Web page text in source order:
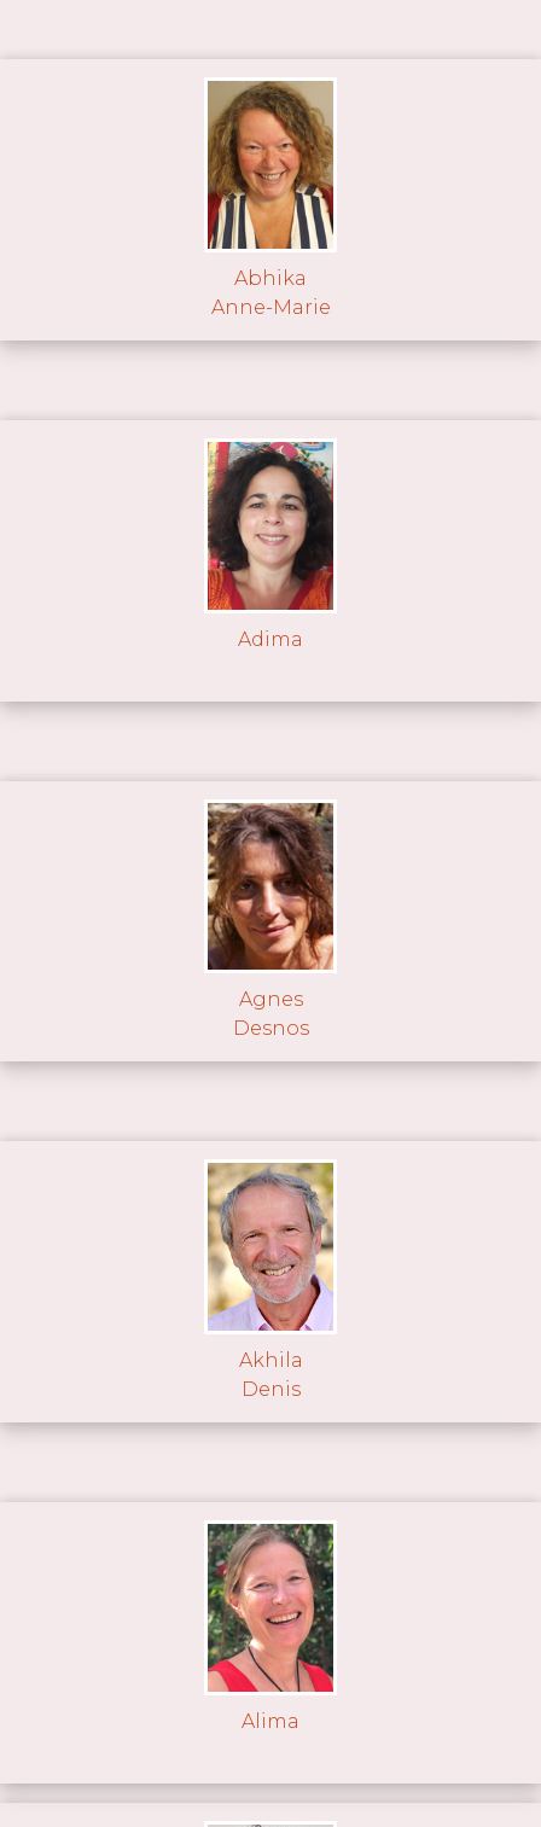
Abhika
Anne-Marie
Adima
Agnes
Desnos
Akhila
Denis
Alima